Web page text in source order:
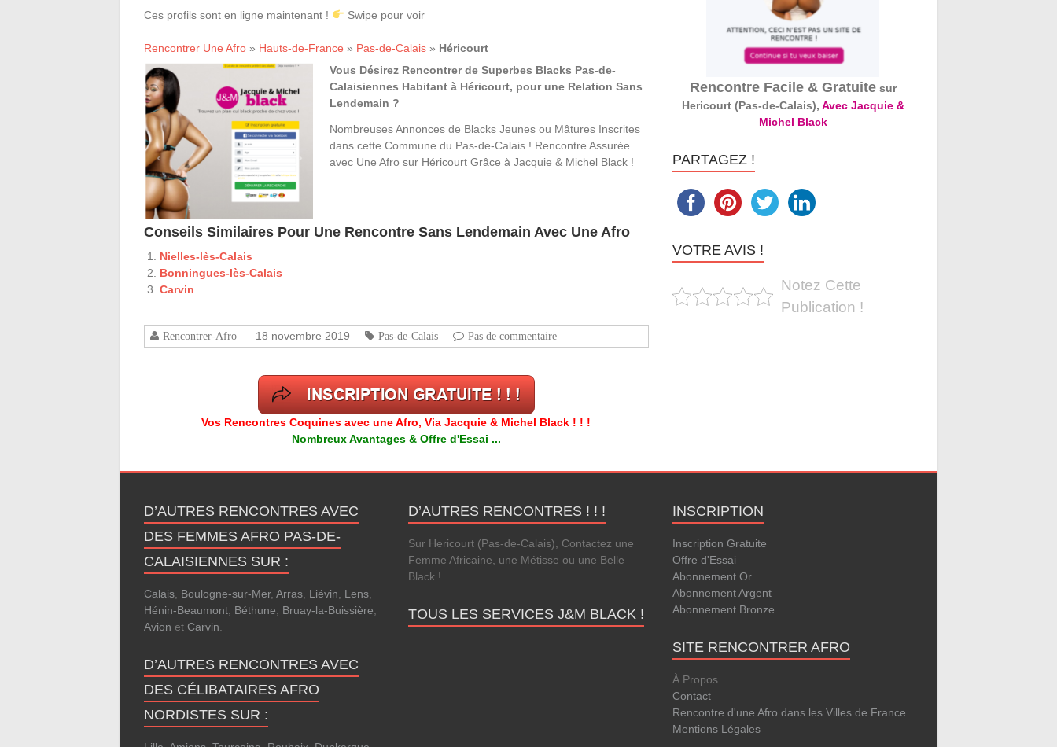
Ces profils sont en ligne maintenant ! Swipe pour voir
Rencontrer Une Afro » Hauts-de-France » Pas-de-Calais » Héricourt
Vous Désirez Rencontrer de Superbes Blacks Pas-de-
Calaisiennes Habitant à Héricourt, pour une Relation Sans
Lendemain ?
Nombreuses Annonces de Blacks Jeunes ou Mâtures Inscrites
dans cette Commune du Pas-de-Calais ! Rencontre Assurée
avec Une Afro sur Héricourt Grâce à Jacquie & Michel Black !
Conseils Similaires Pour Une Rencontre Sans Lendemain Avec Une Afro
Nielles-lès-Calais
Bonningues-lès-Calais
Carvin
Rencontrer-Afro 18 novembre 2019 Pas-de-Calais Pas de commentaire
Vos Rencontres Coquines avec une Afro, Via Jacquie & Michel Black ! ! !
Nombreux Avantages & Offre d'Essai ...
Rencontre Facile & Gratuitesur
Hericourt (Pas-de-Calais), Avec Jacquie &
Michel Black
PARTAGEZ !
VOTRE AVIS !
Notez Cette
Publication !
D’AUTRES RENCONTRES AVEC
DES FEMMES AFRO PAS-DE-
CALAISIENNES SUR :
Calais Boulogne-sur-Mer, Arras Liévin Lens
Hénin-Beaumont Béthune Bruay-la-Buissière
Avion et Carvin
D’AUTRES RENCONTRES AVEC
DES CÉLIBATAIRES AFRO
NORDISTES SUR :
D’AUTRES RENCONTRES ! ! !
Sur Hericourt (Pas-de-Calais), Contactez une
Femme Africaine, une Métisse ou une Belle
Black !
TOUS LES SERVICES J&M BLACK !
INSCRIPTION
Inscription Gratuite
Offre d'Essai
Abonnement Or
Abonnement Argent
Abonnement Bronze
SITE RENCONTRER AFRO
À Propos
Contact
Rencontre d'une Afro dans les Villes de France
Mentions Légales